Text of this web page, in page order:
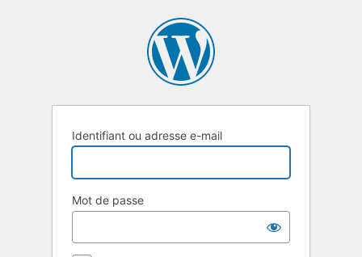
Identifiant ou adresse e-mail
Mot de passe